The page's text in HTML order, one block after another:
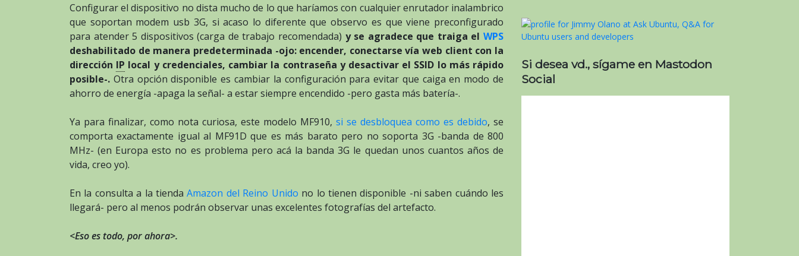
Configurar el dispositivo no dista mucho de lo que haríamos con cualquier enrutador inalambrico
que soportan modem usb 3G, si acaso lo diferente que observo es que viene preconfigurado
para atender 5 dispositivos (carga de trabajo recomendada) y se agradece que traiga elWPS
deshabilitado de manera predeterminada -ojo: encender, conectarse vía web client con la
dirección IP local y credenciales, cambiar la contraseña y desactivar el SSID lo más rápido
posible-. Otra opción disponible es cambiar la configuración para evitar que caiga en modo de
ahorro de energía -apaga la señal- a estar siempre encendido -pero gasta más batería-.
Ya para finalizar, como nota curiosa, este modelo MF910, si se desbloquea como es debido, se
comporta exactamente igual al MF91D que es más barato pero no soporta 3G -banda de 800
MHz- (en Europa esto no es problema pero acá la banda 3G le quedan unos cuantos años de
vida, creo yo).
En la consulta a la tiendaAmazon del Reino Unido no lo tienen disponible -ni saben cuándo les
llegará- pero al menos podrán observar unas excelentes fotografías del artefacto.
<Eso es todo, por ahora>.
Si desea vd., sígame en Mastodon
Social